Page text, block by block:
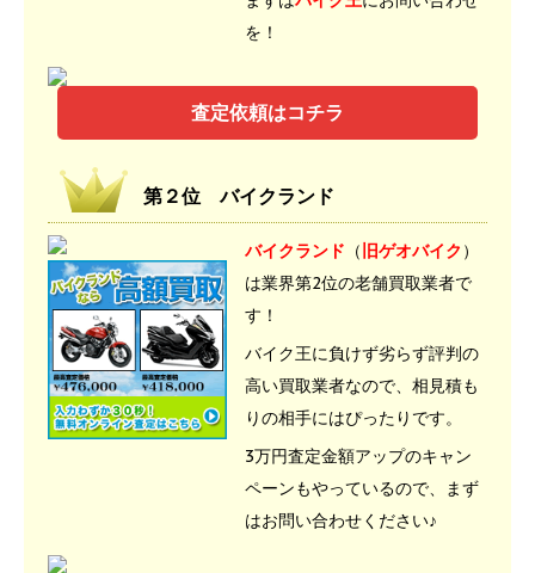
を！
査定依頼はコチラ
第２位 バイクランド
バイクランド （ 旧ゲオバイク ）
は業界第2位の老舗買取業者で
す！
バイク王に負けず劣らず評判の
高い買取業者なので、相見積も
りの相手にはぴったりです。
3万円査定金額アップのキャン
ペーンもやっているので、まず
はお問い合わせください♪